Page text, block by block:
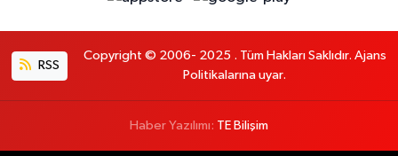
RSS
Copyright © 2006- 2025 . Tüm Hakları Saklıdır. Ajans
Politikalarına uyar.
Haber Yazılımı: TE Bilişim